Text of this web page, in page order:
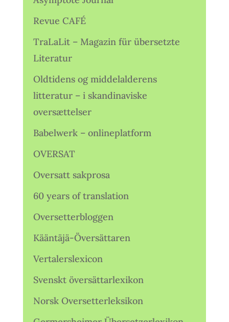
Revue CAFÉ
TraLaLit – Magazin für übersetzte
Literatur
Oldtidens og middelalderens
litteratur – i skandinaviske
oversættelser
Babelwerk – onlineplatform
OVERSAT
Oversatt sakprosa
60 years of translation
Oversetterbloggen
Kääntäjä-Översättaren
Vertalerslexicon
Svenskt översättarlexikon
Norsk Oversetterleksikon